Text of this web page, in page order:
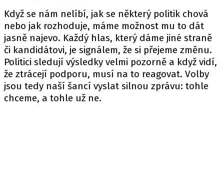
Když se nám nelíbí, jak se některý politik chová
nebo jak rozhoduje, máme možnost mu to dát
jasně najevo. Každý hlas, který dáme jiné straně
či kandidátovi, je signálem, že si přejeme změnu.
Politici sledují výsledky velmi pozorně a když vidí,
že ztrácejí podporu, musí na to reagovat. Volby
jsou tedy naší šancí vyslat silnou zprávu: tohle
chceme, a tohle už ne.